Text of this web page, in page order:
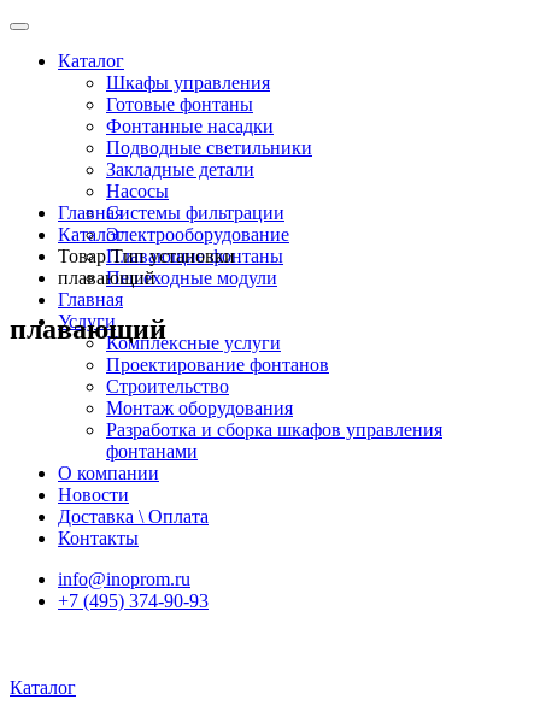
Каталог
Шкафы управления
Готовые фонтаны
Фонтанные насадки
Подводные светильники
Закладные детали
Насосы
Системы фильтрации
Электрооборудование
Плавающие фонтаны
Пешеходные модули
Главная
Услуги
Комплексные услуги
Проектирование фонтанов
Строительство
Монтаж оборудования
Разработка и сборка шкафов управления
фонтанами
О компании
Новости
Доставка \ Оплата
Контакты
info@inoprom.ru
+7 (495) 374-90-93
Каталог
Главная
Каталог
Товар Тип установки
плавающий
плавающий